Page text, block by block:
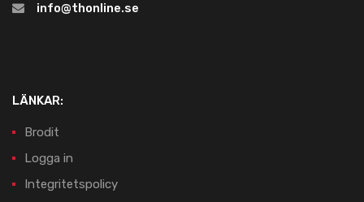
info@thonline.se
LÄNKAR:
Brodit
Logga in
Integritetspolicy